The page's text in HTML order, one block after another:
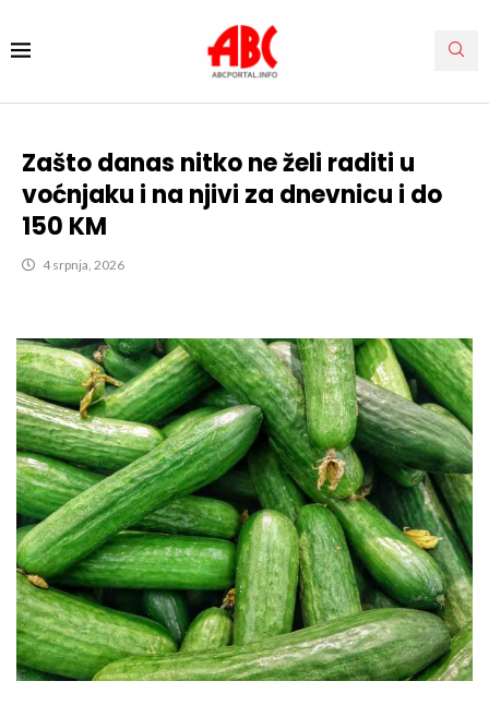
Zašto danas nitko ne želi raditi u
voćnjaku i na njivi za dnevnicu i do
150 KM
4 srpnja, 2026